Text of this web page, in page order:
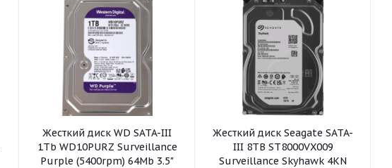
Жесткий диск WD SATA-III
1Tb WD10PURZ Surveillance
Purple (5400rpm) 64Mb 3.5"
Жесткий диск Seagate SATA-
III 8TB ST8000VX009
Surveillance Skyhawk 4KN